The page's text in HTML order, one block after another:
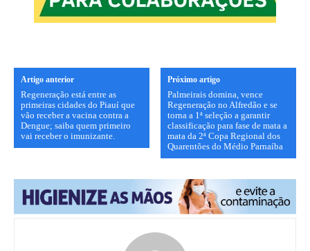
Artigo anterior
Regeneração está entre as
primeiras cidades do Piauí que
vão receber a vacina contra a
Dengue; saiba quem primeiro
vai receber o imunizante.
Próximo artigo
Palmeirais domina, vence
Regeneração no Alfredão e se
torna a 1ª seleção a garantir
classificação para fase de mata a
mata da 2ª Copa Regional dos
Quarentões do Médio Parnaíba